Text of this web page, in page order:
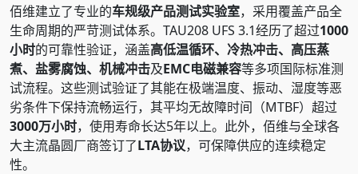
佰维建立了专业的车规级产品测试实验室，采用覆盖产品全
生命周期的严苛测试体系。TAU208 UFS 3.1经历了超过1000
小时的可靠性验证，涵盖高低温循环、冷热冲击、高压蒸
煮、盐雾腐蚀、机械冲击及EMC电磁兼容等多项国际标准测
试流程。这些测试验证了其能在极端温度、振动、湿度等恶
劣条件下保持流畅运行，其平均无故障时间（MTBF）超过
3000万小时，使用寿命长达5年以上。此外，佰维与全球各
大主流晶圆厂商签订了LTA协议，可保障供应的连续稳定
性。